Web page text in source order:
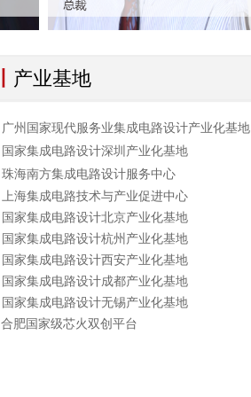
丨 产业基地
广州国家现代服务业集成电路设计产业化基地
国家集成电路设计深圳产业化基地
珠海南方集成电路设计服务中心
上海集成电路技术与产业促进中心
国家集成电路设计杭州产业化基地
国家集成电路设计西安产业化基地
国家集成电路设计成都产业化基地
国家集成电路设计北京产业化基地
国家集成电路设计无锡产业化基地
合肥国家级芯火双创平台